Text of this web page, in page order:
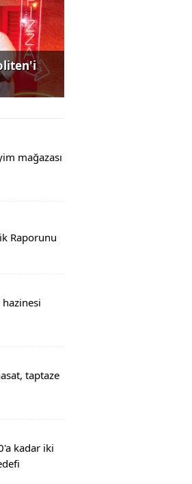
mağazası
Raporunu
hazinesi
taptaze
kadar iki